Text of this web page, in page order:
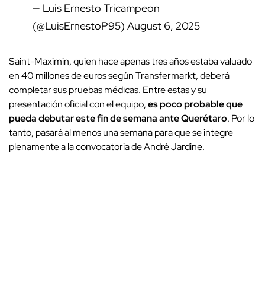
— Luis Ernesto Tricampeon
(@LuisErnestoP95) August 6, 2025
Saint-Maximin, quien hace apenas tres años estaba valuado
en 40 millones de euros según Transfermarkt, deberá
completar sus pruebas médicas. Entre estas y su
presentación oficial con el equipo,es poco probable que
pueda debutar este fin de semana ante Querétaro. Por lo
tanto, pasará al menos una semana para que se integre
plenamente a la convocatoria de André Jardine.